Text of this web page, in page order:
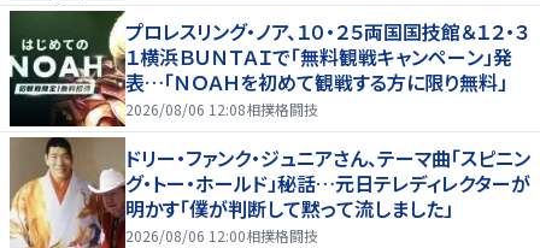
プロレスリング・ノア、１０・２５両国国技館＆１２・３
１横浜ＢＵＮＴＡＩで「無料観戦キャンペーン」発
表…「ＮＯＡＨを初めて観戦する方に限り無料」
2026/08/06 12:08相撲格闘技
ドリー・ファンク・ジュニアさん、テーマ曲「スピニン
グ・トー・ホールド」秘話…元日テレディレクターが
明かす「僕が判断して黙って流しました」
2026/08/06 12:00相撲格闘技